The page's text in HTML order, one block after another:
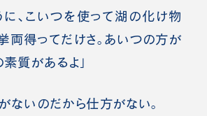
に、こいつを使って湖の化け物
両得ってだけさ。あいつの方が
質があるよ」
いのだから仕方がない。